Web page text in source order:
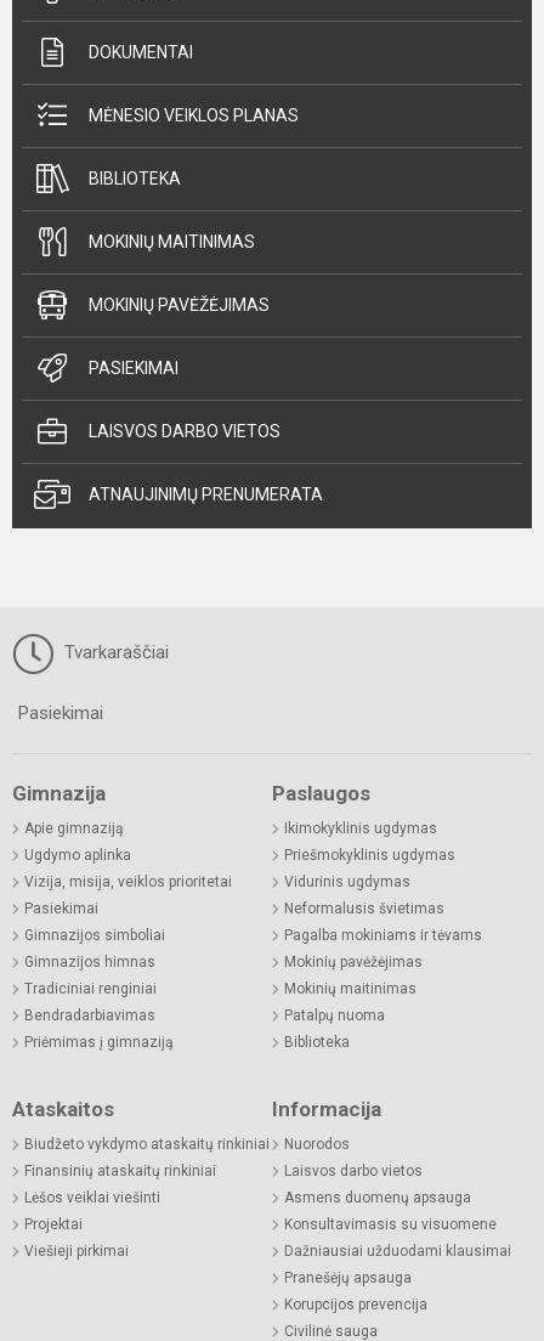
DOKUMENTAI
MĖNESIO VEIKLOS PLANAS
BIBLIOTEKA
MOKINIŲ MAITINIMAS
MOKINIŲ PAVĖŽĖJIMAS
PASIEKIMAI
LAISVOS DARBO VIETOS
ATNAUJINIMŲ PRENUMERATA
Tvarkaraščiai
Pasiekimai
Gimnazija
Apie gimnaziją
Ugdymo aplinka
Vizija, misija, veiklos prioritetai
Pasiekimai
Gimnazijos simboliai
Gimnazijos himnas
Tradiciniai renginiai
Bendradarbiavimas
Priėmimas į gimnaziją
Paslaugos
Ikimokyklinis ugdymas
Priešmokyklinis ugdymas
Vidurinis ugdymas
Neformalusis švietimas
Pagalba mokiniams ir tėvams
Mokinių pavėžėjimas
Mokinių maitinimas
Patalpų nuoma
Biblioteka
Ataskaitos
Biudžeto vykdymo ataskaitų rinkiniai
Finansinių ataskaitų rinkiniai
Lėšos veiklai viešinti
Projektai
Viešieji pirkimai
Informacija
Nuorodos
Laisvos darbo vietos
Asmens duomenų apsauga
Konsultavimasis su visuomene
Dažniausiai užduodami klausimai
Pranešėjų apsauga
Korupcijos prevencija
Civilinė sauga